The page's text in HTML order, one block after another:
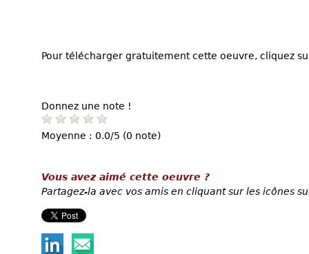
Pour télécharger gratuitement cette oeuvre, cliquez
Donnez une note !
Moyenne : 0.0/5 (0 note)
Vous avez aimé cette oeuvre ?
Partagez-la avec vos amis en cliquant sur les icônes